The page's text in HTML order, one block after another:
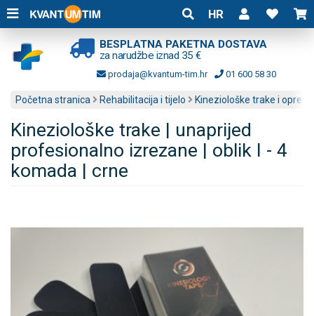
HR
BESPLATNA PAKETNA DOSTAVA
za narudžbe iznad 35 €
prodaja@kvantum-tim.hr 01 600 58 30
Početna stranica Rehabilitacija i tijelo Kineziološke trake i
Kineziološke trake | unaprijed
profesionalno izrezane | oblik I - 4
komada | crne